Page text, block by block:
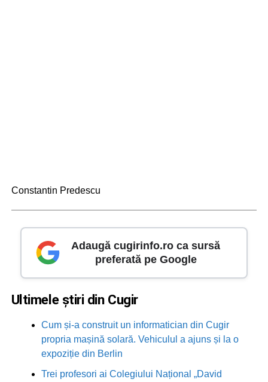
Constantin Predescu
Adaugă cugirinfo.ro ca sursă
preferată pe Google
Ultimele știri din Cugir
Cum și-a construit un informatician din Cugir
propria mașină solară. Vehiculul a ajuns și la o
expoziție din Berlin
Trei profesori ai Colegiului Național „David